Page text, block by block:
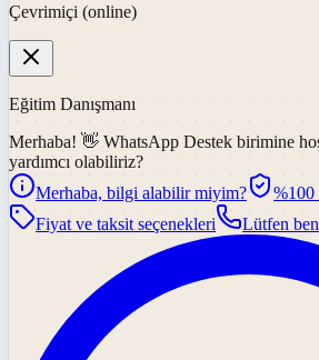
Çevrimiçi (online)
Eğitim Danışmanı
Merhaba! 👋 WhatsApp Destek birimine
yardımcı olabiliriz?
Merhaba, bilgi alabilir miyim?
%100
Fiyat ve taksit seçenekleri
Lütfen